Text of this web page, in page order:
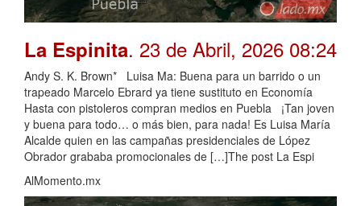
La Espinita. 23 de Abril, 2026 08:24
Andy S. K. Brown* Luisa Ma: Buena para un barrido o un
trapeado Marcelo Ebrard ya tiene sustituto en Economía
Hasta con pistoleros compran medios en Puebla ¡Tan joven
y buena para todo… o más bien, para nada! Es Luisa María
Alcalde quien en las campañas presidenciales de López
Obrador grababa promocionales de […]The post La Espi
AlMomento.mx